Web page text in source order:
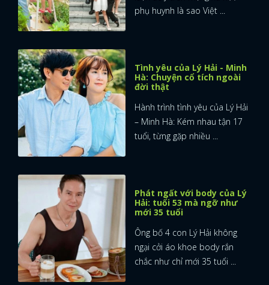
phụ huynh là sao Việt ...
Tình yêu của Lý Hải - Minh
Hà: Chuyện cổ tích ngoài
đời thật
Hành trình tình yêu của Lý Hải
– Minh Hà: Kém nhau tận 17
tuổi, từng gặp nhiều ...
Phát ngất với body của Lý
Hải: tuổi 53 mà ngỡ như
mới 35 tuổi
Ông bố 4 con Lý Hải không
ngại cởi áo khoe body rắn
chắc như chỉ mới 35 tuổi ...